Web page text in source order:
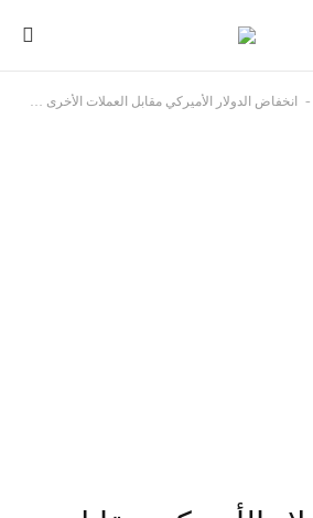
- انخفاض الدولار الأميركي مقابل العملات الأخرى مع تراجع المستثمرين عن رهانات على فوز ترامب في الانتخابات غداً الثلاثاء